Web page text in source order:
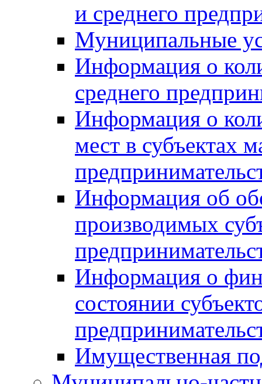
и среднего
Муниципальные
Информация о
среднего
Информация о
мест в субъектах
Информация об
производимых
Информация о
состоянии
Имущественная